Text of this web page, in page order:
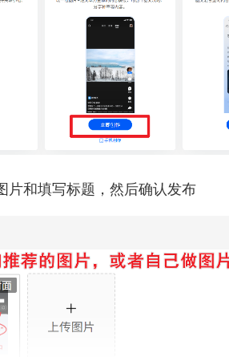
片和填写标题，然后确认发布